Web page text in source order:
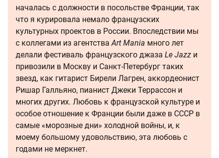
началась с должности в посольстве Франции, так
что я курировала немало французских
культурных проектов в России. Впоследствии мы
с коллегами из агентстваArt Mania много лет
делали фестиваль французского джаза Le Jazz и
привозили в Москву и Санкт-Петербург таких
звезд, как гитарист Бирели Лагрен, аккордеонист
Ришар Галльяно, пианист Джеки Террассон и
многих других. Любовь к французской культуре и
особое отношение к Франции были даже в СССР в
самые «морозные дни» холодной войны, и, к
моему большому удовольствию, эта любовь с
годами не меркнет.